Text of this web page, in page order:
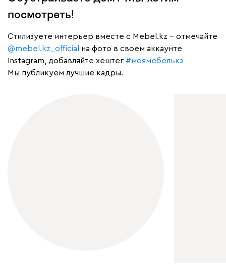
посмотреть!
Cтилизуете интерьер вместе с Mebel.kz – отмечайте
@mebel.kz_official
на фото в своем аккаунте
Instagram, добавляйте хештег #моямебелькз
Мы публикуем лучшие кадры.